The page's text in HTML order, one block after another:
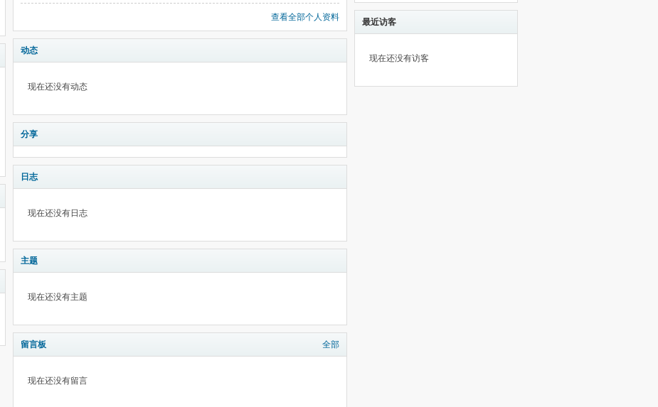
查看全部个人资料
动态
现在还没有动态
分享
日志
现在还没有日志
主题
现在还没有主题
留言板 全部
现在还没有留言
最近访客
现在还没有访客